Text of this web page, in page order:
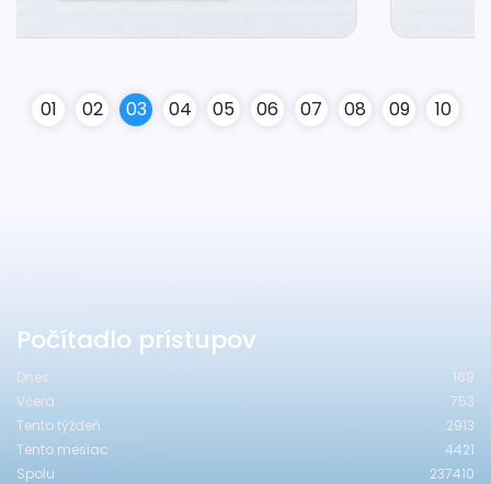
01 02 03 04 05 06 07 08 09 10
Počítadlo prístupov
Dnes
169
Včera
753
Tento týždeň
2913
Tento mesiac
4421
Spolu
237410